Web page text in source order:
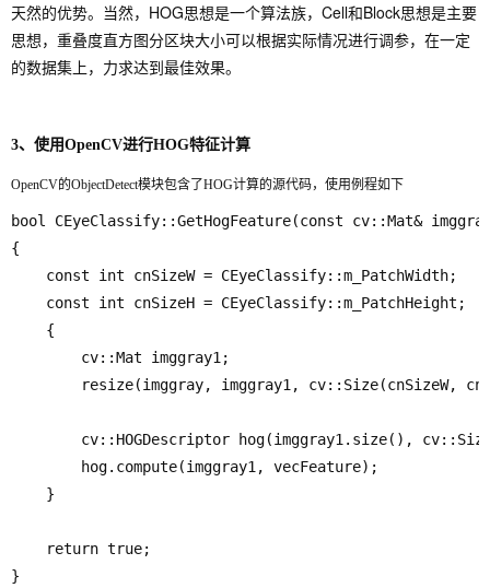
天然的优势。当然，HOG思想是一个算法族，Cell和Block思想是主要
思想，重叠度直方图分区块大小可以根据实际情况进行调参，在一定
的数据集上，力求达到最佳效果。
3、使用OpenCV进行HOG特征计算
OpenCV的ObjectDetect模块包含了HOG计算的源代码，使用例程如下
bool CEyeClassify::GetHogFeature(const cv::Mat&
{